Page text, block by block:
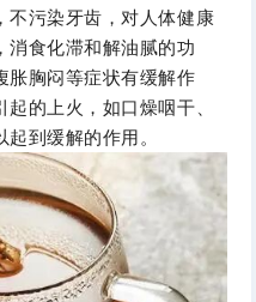
不污染牙齿，对人体健康
消食化滞和解油腻的功
胀胸闷等症状有缓解作
的上火，如口燥咽干、
到缓解的作用。